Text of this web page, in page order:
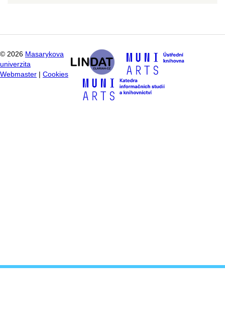
© 2026 Masarykova
univerzita
Webmaster
Cookies